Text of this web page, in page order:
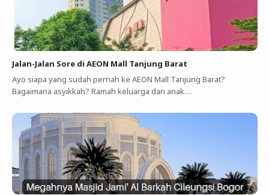
Jalan-Jalan Sore di AEON Mall Tanjung Barat
Ayo siapa yang sudah pernah ke AEON Mall Tanjung Barat?
Bagaimana asyikkah? Ramah keluarga dan anak…